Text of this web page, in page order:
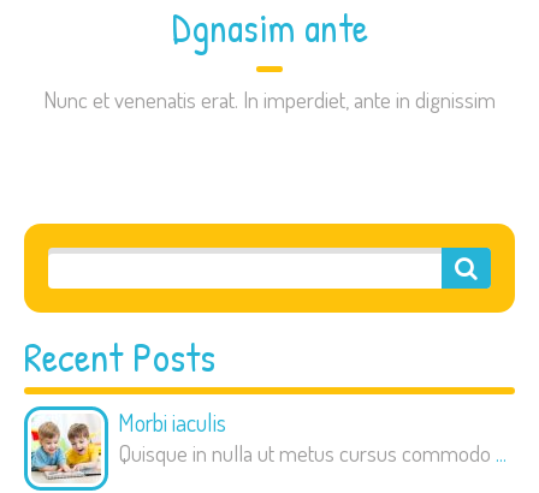
Recent Posts
Morbi iaculis
Quisque in nulla ut metus cursus commodo ...
Dgnasim ante
Nunc et venenatis erat. In imperdiet, ante in dignissim